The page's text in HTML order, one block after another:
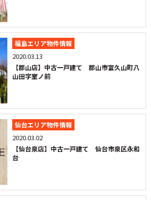
福島エリア物件情報
2020.03.13
【郡山店】中古一戸建て 郡山市富久山町八
山田字室ノ前
仙台エリア物件情報
2020.03.02
【仙台泉店】中古一戸建て 仙台市泉区永和
台